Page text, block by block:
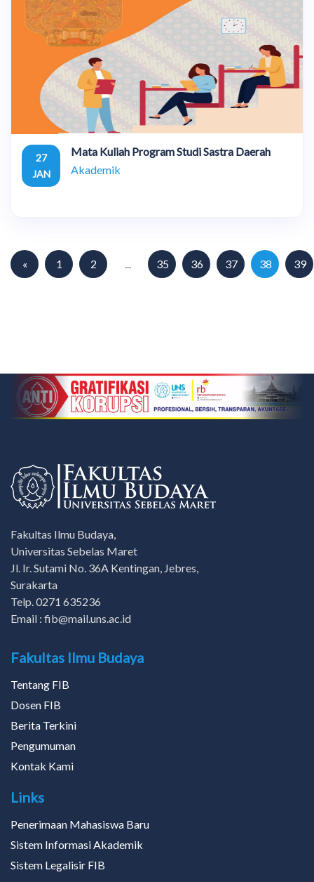
27
JAN
Mata Kuliah Program Studi Sastra Daerah
Akademik
« 1 2 ... 35 36 37 38 39
Fakultas Ilmu Budaya,
Universitas Sebelas Maret
Jl. Ir. Sutami No. 36A Kentingan, Jebres,
Surakarta
Telp. 0271 635236
Email : fib@mail.uns.ac.id
Fakultas Ilmu Budaya
Tentang FIB
Dosen FIB
Berita Terkini
Pengumuman
Kontak Kami
Links
Penerimaan Mahasiswa Baru
Sistem Informasi Akademik
Sistem Legalisir FIB